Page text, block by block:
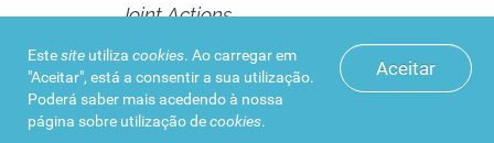
Joint Actions
A nossa história
Cronologia
Infarmed 30 anos
Aceitar
Estesite utiliza cookies. Ao carregar em
"Aceitar", está a consentir a sua utilização.
Poderá saber mais acedendo à nossa
página sobre utilização decookies.